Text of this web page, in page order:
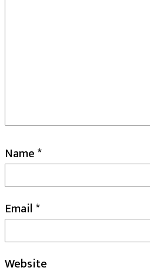
Name*
Email*
Website